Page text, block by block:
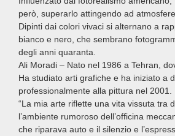
però, superarlo attingendo ad
Dipinti dai colori vivaci si alternano a
bianco e nero, che sembrano
degli anni quaranta.
Ali Moradi – Nato nel 1986 a Tehran,
Ha studiato arti grafiche e ha iniziato a
professionalmente alla pittura nel 2001.
“La mia arte riflette una vita vissuta tra
l’ambiente rumoroso dell’officina
che riparava auto e il silenzio e